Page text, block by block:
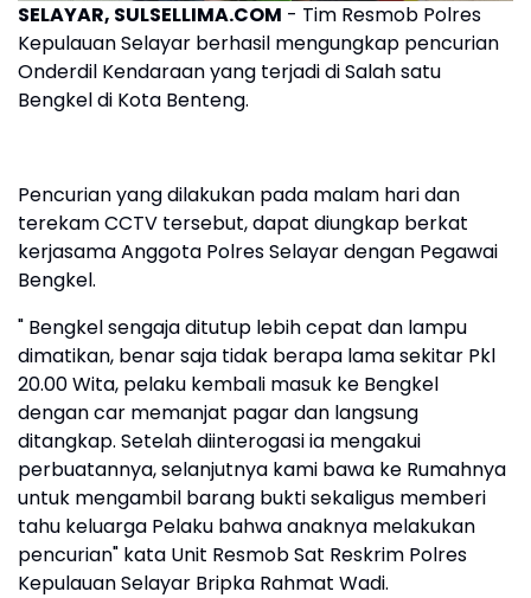
SELAYAR, SULSELLIMA.COM - Tim Resmob Polres
Kepulauan Selayar berhasil mengungkap pencurian
Onderdil Kendaraan yang terjadi di Salah satu
Bengkel di Kota Benteng.
Pencurian yang dilakukan pada malam hari dan
terekam CCTV tersebut, dapat diungkap berkat
kerjasama Anggota Polres Selayar dengan Pegawai
Bengkel.
" Bengkel sengaja ditutup lebih cepat dan lampu
dimatikan, benar saja tidak berapa lama sekitar Pkl
20.00 Wita, pelaku kembali masuk ke Bengkel
dengan car memanjat pagar dan langsung
ditangkap. Setelah diinterogasi ia mengakui
perbuatannya, selanjutnya kami bawa ke Rumahnya
untuk mengambil barang bukti sekaligus memberi
tahu keluarga Pelaku bahwa anaknya melakukan
pencurian" kata Unit Resmob Sat Reskrim Polres
Kepulauan Selayar Bripka Rahmat Wadi.